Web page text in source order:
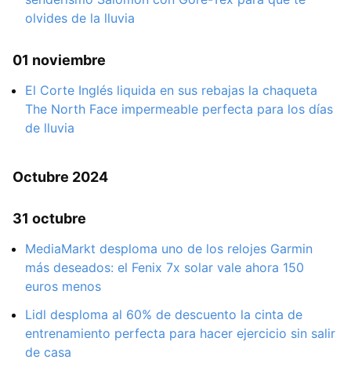
olvides de la lluvia
01 noviembre
El Corte Inglés liquida en sus rebajas la chaqueta
The North Face impermeable perfecta para los días
de lluvia
Octubre 2024
31 octubre
MediaMarkt desploma uno de los relojes Garmin
más deseados: el Fenix 7x solar vale ahora 150
euros menos
Lidl desploma al 60% de descuento la cinta de
entrenamiento perfecta para hacer ejercicio sin salir
de casa